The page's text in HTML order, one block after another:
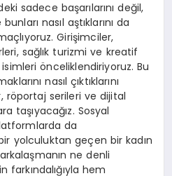
sadece başarılarını değil,
nasıl aştıklarını da
Girişimciler,
sağlık turizmi ve kreatif
önceliklendiriyoruz. Bu
nasıl çıktıklarını
röportaj serileri ve dijital
taşıyacağız. Sosyal
da
yolculuktan geçen bir kadın
ne denli
farkındalığıyla hem